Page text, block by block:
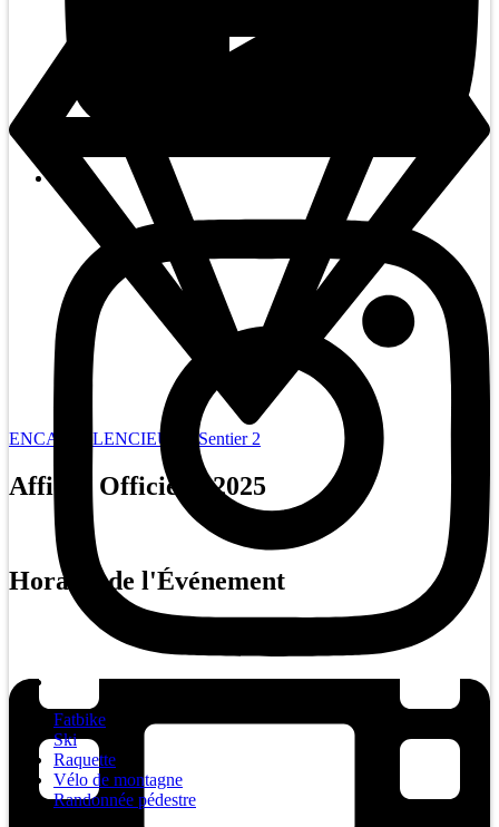
Fatbike
Ski
Raquette
Vélo de montagne
Randonnée pédestre
ENCAN SILENCIEUX - Sentier 2
Affiche Officielle2025
Horaire de l'Événement